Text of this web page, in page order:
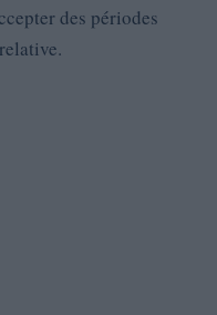
des périodes